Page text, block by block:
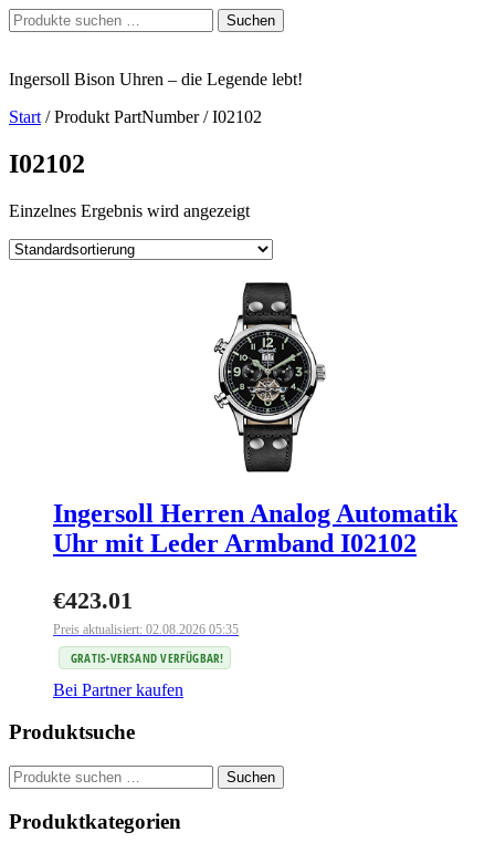
Zum
Inhalt
Suchen
nach:
Suchen
Ingersoll Bison Uhren – die Legende lebt!
Start / Produkt PartNumber / I02102
I02102
Einzelnes Ergebnis wird angezeigt
Ingersoll Herren Analog Automatik
Uhr mit Leder Armband I02102
€423.01
Preis aktualisiert: 02.08.2026 05:35
GRATIS-VERSAND VERFÜGBAR!
Bei Partner kaufen
Produktsuche
Suchen
nach:
Suchen
Produktkategorien